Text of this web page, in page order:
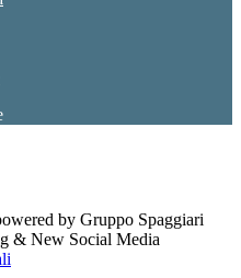
by Gruppo Spaggiari
& New Social Media